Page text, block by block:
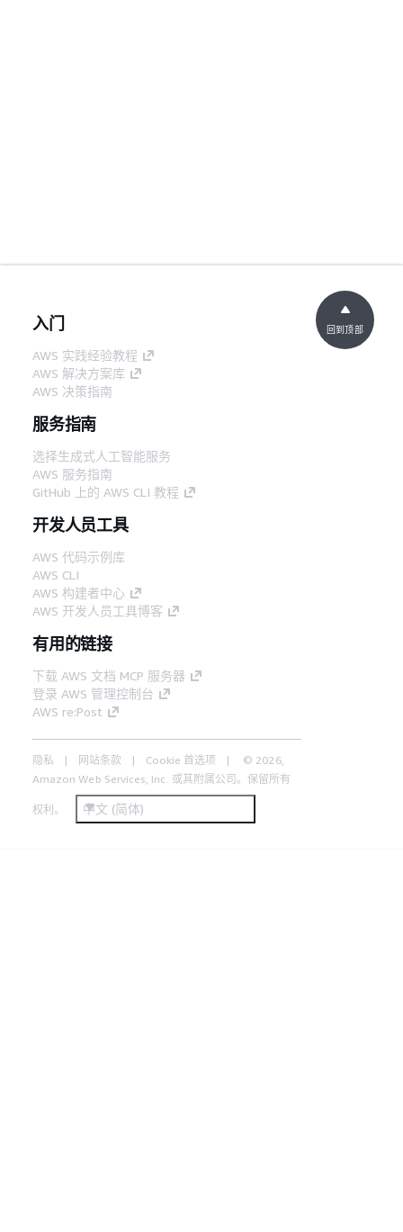
入门
AWS 实践经验教程
AWS 解决方案库
AWS 决策指南
服务指南
选择生成式人工智能服务
AWS 服务指南
GitHub 上的 AWS CLI 教程
开发人员工具
AWS 代码示例库
AWS CLI
AWS 构建者中心
AWS 开发人员工具博客
有用的链接
下载 AWS 文档 MCP 服务器
登录 AWS 管理控制台
AWS re:Post
隐私 网站条款 Cookie 首选项
© 2026,
Amazon Web Services, Inc. 或其附属公司。保留所有
权利。 中文 (简体)
回到顶部